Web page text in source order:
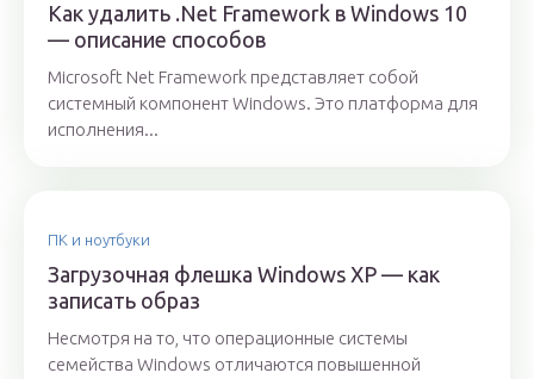
Как удалить .Net Framework в Windows 10
— описание способов
Microsoft Net Framework представляет собой
системный компонент Windows. Это платформа для
исполнения...
ПК и ноутбуки
Загрузочная флешка Windows XP — как
записать образ
Несмотря на то, что операционные системы
семейства Windows отличаются повышенной